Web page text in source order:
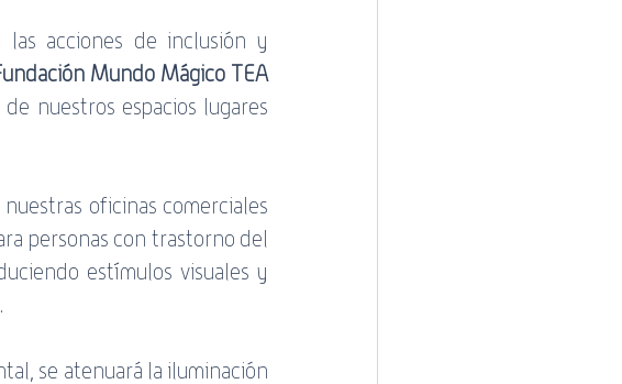
acciones de inclusión y
Mundo Mágico TEA
nuestros espacios lugares
oficinas comerciales
personas con trastorno del
estímulos visuales y
se atenuará la iluminación